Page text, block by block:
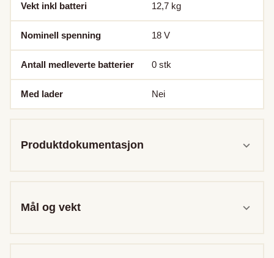
Vekt inkl batteri 12,7 kg
Nominell spenning 18 V
Antall medleverte batterier 0 stk
Med lader Nei
Produktdokumentasjon
Mål og vekt